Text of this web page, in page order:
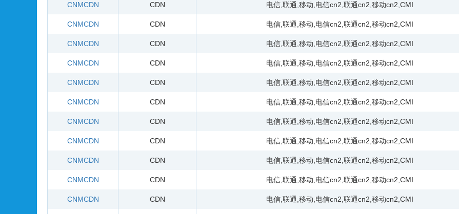
CNMCDN CDN 电信,联通,移动,电信cn2,联通cn2,移动cn2,CMI
CNMCDN CDN 电信,联通,移动,电信cn2,联通cn2,移动cn2,CMI
CNMCDN CDN 电信,联通,移动,电信cn2,联通cn2,移动cn2,CMI
CNMCDN CDN 电信,联通,移动,电信cn2,联通cn2,移动cn2,CMI
CNMCDN CDN 电信,联通,移动,电信cn2,联通cn2,移动cn2,CMI
CNMCDN CDN 电信,联通,移动,电信cn2,联通cn2,移动cn2,CMI
CNMCDN CDN 电信,联通,移动,电信cn2,联通cn2,移动cn2,CMI
CNMCDN CDN 电信,联通,移动,电信cn2,联通cn2,移动cn2,CMI
CNMCDN CDN 电信,联通,移动,电信cn2,联通cn2,移动cn2,CMI
CNMCDN CDN 电信,联通,移动,电信cn2,联通cn2,移动cn2,CMI
CNMCDN CDN 电信,联通,移动,电信cn2,联通cn2,移动cn2,CMI